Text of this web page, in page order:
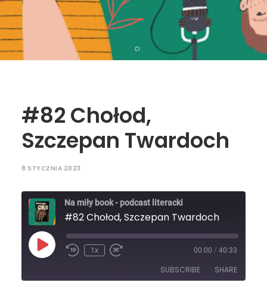
#82 Chołod,
Szczepan Twardoch
8 STYCZNIA 2023
Na miły book - podcast literacki
#82 Chołod, Szczepan Twardoch
Play
Episode
1x 00:00 / 40:33
SUBSCRIBE SHARE